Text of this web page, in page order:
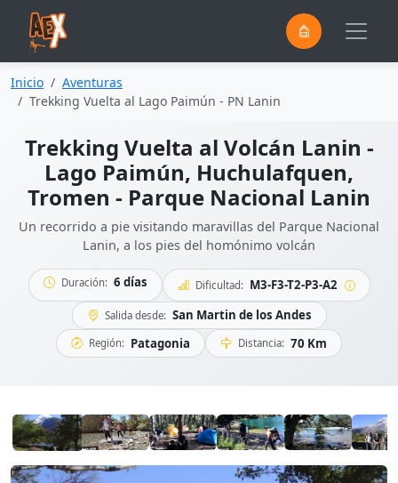
Inicio
Aventuras
Trekking Vuelta al Lago Paimún - PN Lanin
Trekking Vuelta al Volcán Lanin -
Lago Paimún, Huchulafquen,
Tromen - Parque Nacional Lanin
Un recorrido a pie visitando maravillas del Parque Nacional
Lanin, a los pies del homónimo volcán
Duración: 6 días Dificultad: M3-F3-T2-P3-A2
Salida desde: San Martin de los Andes
Región: Patagonia Distancia: 70 Km